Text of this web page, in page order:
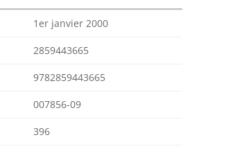
1er janvier 2000
2859443665
9782859443665
007856-09
396